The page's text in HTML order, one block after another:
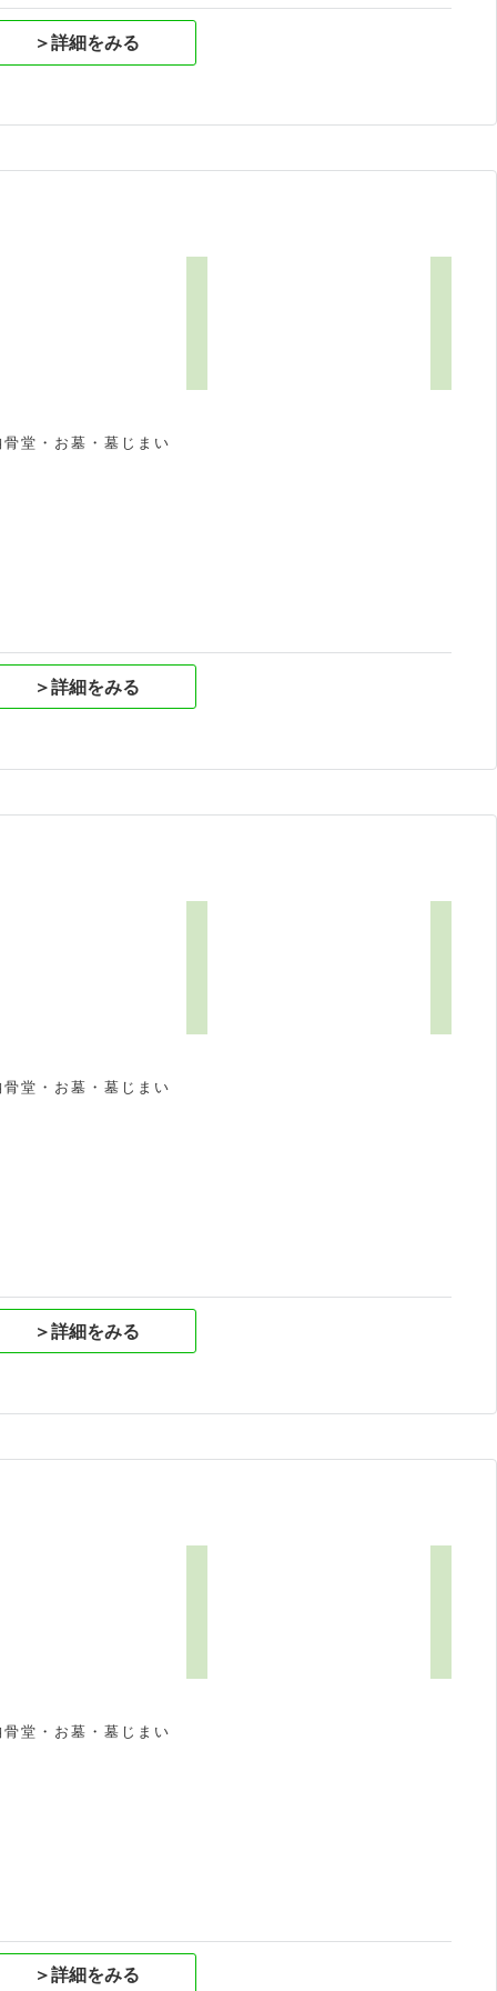
＞詳細をみる
堂・お墓・墓じまい
＞詳細をみる
堂・お墓・墓じまい
＞詳細をみる
堂・お墓・墓じまい
＞詳細をみる